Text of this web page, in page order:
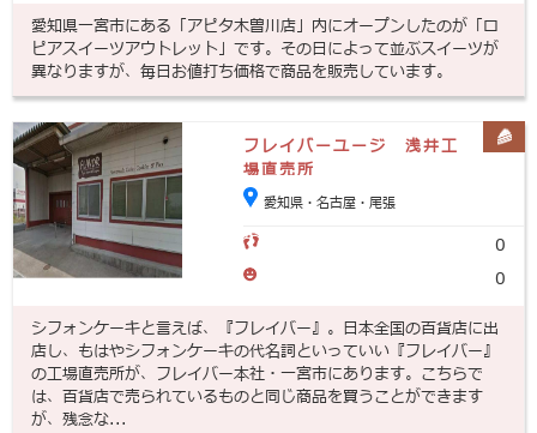
愛知県一宮市にある「アピタ木曽川店」内にオープンしたのが「ロ
ピアスイーツアウトレット」です。その日によって並ぶスイーツが
異なりますが、毎日お値打ち価格で商品を販売しています。
フレイバーユージ 浅井工
場直売所
愛知県・名古屋・尾張
0
0
シフォンケーキと言えば、『フレイバー』。日本全国の百貨店に出
店し、もはやシフォンケーキの代名詞といっていい『フレイバー』
の工場直売所が、フレイバー本社・一宮市にあります。こちらで
は、百貨店で売られているものと同じ商品を買うことができます
が、残念な...